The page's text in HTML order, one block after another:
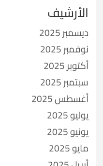
الأرشيف
ديسمبر 2025
نوفمبر 2025
أكتوبر 2025
سبتمبر 2025
أغسطس 2025
يوليو 2025
يونيو 2025
مايو 2025